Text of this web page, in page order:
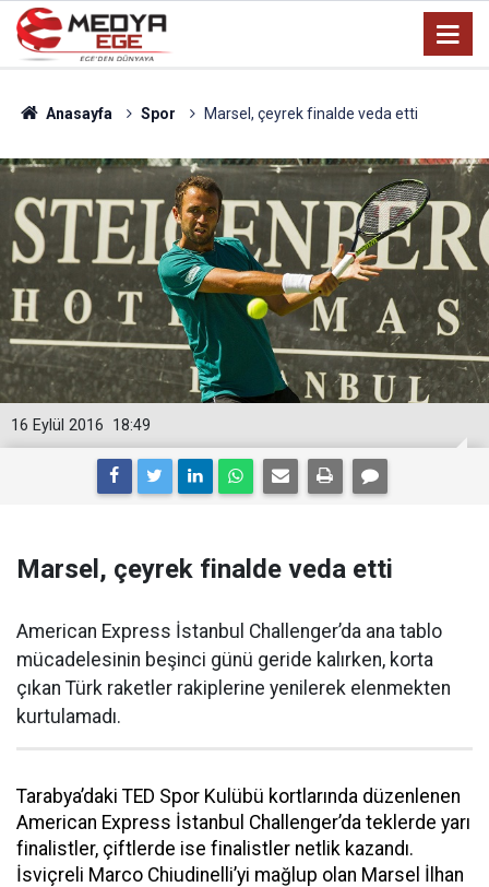
Anasayfa Spor Marsel, çeyrek finalde veda etti
18:49
16 Eylül 2016
Marsel, çeyrek finalde veda etti
American Express İstanbul Challenger’da ana tablo
mücadelesinin beşinci günü geride kalırken, korta
çıkan Türk raketler rakiplerine yenilerek elenmekten
kurtulamadı.
Tarabya’daki TED Spor Kulübü kortlarında düzenlenen
American Express İstanbul Challenger’da teklerde yarı
finalistler, çiftlerde ise finalistler netlik kazandı.
İsviçreli Marco Chiudinelli’yi mağlup olan Marsel İlhan